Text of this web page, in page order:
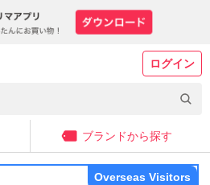
ログイン
ブランドから探す
Overseas Visitors